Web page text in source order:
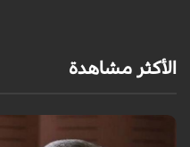
الأكثر مشاهدة